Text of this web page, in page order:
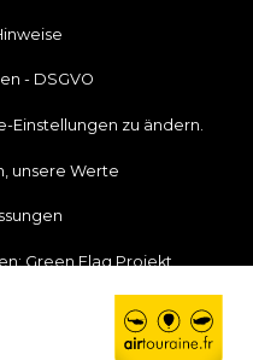
- DSGVO
Einstellungen zu ändern.
unsere Werte
Green Flag Projekt